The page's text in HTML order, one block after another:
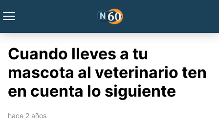
Cuando lleves a tu
mascota al veterinario ten
en cuenta lo siguiente
hace 2 años